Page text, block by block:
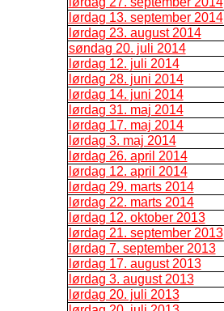
lørdag 13. september 2014
lørdag 23. august 2014
søndag 20. juli 2014
lørdag 12. juli 2014
lørdag 28. juni 2014
lørdag 14. juni 2014
lørdag 31. maj 2014
lørdag 17. maj 2014
lørdag 3. maj 2014
lørdag 26. april 2014
lørdag 12. april 2014
lørdag 29. marts 2014
lørdag 22. marts 2014
lørdag 12. oktober 2013
lørdag 21. september 2013
lørdag 7. september 2013
lørdag 17. august 2013
lørdag 3. august 2013
lørdag 20. juli 2013